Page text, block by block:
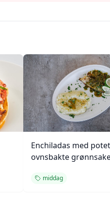
Enchiladas med
ovnsbakte
middag